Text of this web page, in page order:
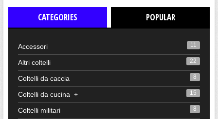
CATEGORIES POPULAR
Accessori 11
Altri coltelli 22
Coltelli da caccia 8
Coltelli da cucina + 15
Coltelli militari 8